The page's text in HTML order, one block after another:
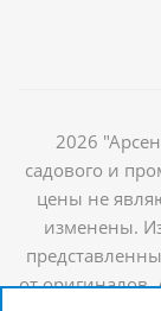
2026
садового и
цены не
изменены.
от